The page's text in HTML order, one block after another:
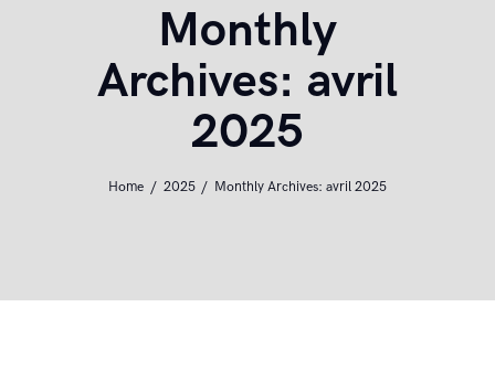
Monthly
Archives: avril
2025
Home 2025 Monthly Archives: avril 2025
Contact